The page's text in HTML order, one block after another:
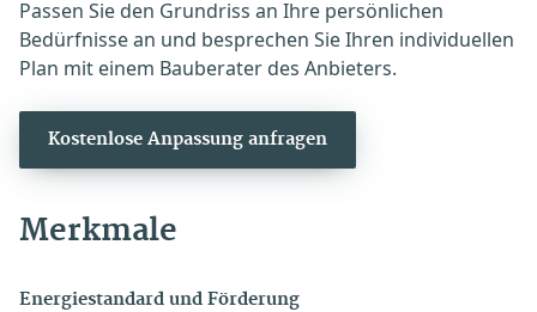
Passen Sie den Grundriss an Ihre persönlichen
Bedürfnisse an und besprechen Sie Ihren individuellen
Plan mit einem Bauberater des Anbieters.
Kostenlose Anpassung anfragen
Merkmale
Energiestandard und Förderung